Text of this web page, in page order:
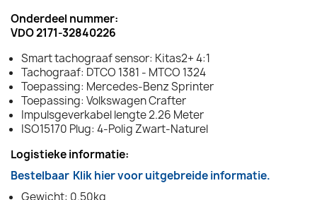
Onderdeel nummer:
VDO 2171-32840226
Smart tachograaf sensor: Kitas2+ 4:1
Tachograaf: DTCO 1381 - MTCO 1324
Toepassing: Mercedes-Benz Sprinter
Toepassing: Volkswagen Crafter
Impulsgeverkabel lengte 2.26 Meter
ISO15170 Plug: 4-Polig Zwart-Naturel
Logistieke informatie:
Bestelbaar Klik hier voor uitgebreide informatie.
Gewicht: 0.50kg